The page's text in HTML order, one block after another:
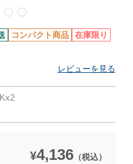
コンパクト商品
在庫限り
レビューを見る
¥4,136（税込）